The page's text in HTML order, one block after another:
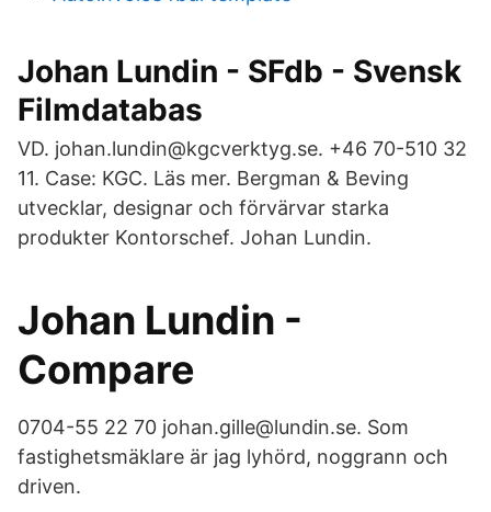
Johan Lundin - SFdb - Svensk
Filmdatabas
VD. johan.lundin@kgcverktyg.se. +46 70-510 32
11. Case: KGC. Läs mer. Bergman & Beving
utvecklar, designar och förvärvar starka
produkter Kontorschef. Johan Lundin.
Johan Lundin -
Compare
0704-55 22 70 johan.gille@lundin.se. Som
fastighetsmäklare är jag lyhörd, noggrann och
driven.